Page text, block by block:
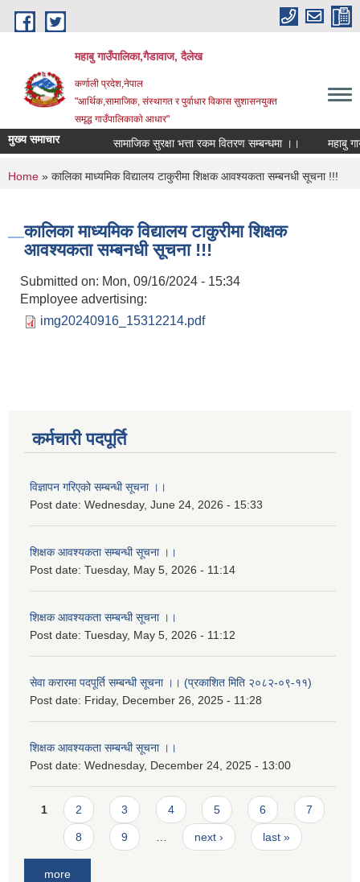
Skip to main content
महाबु गाउँपालिका,गैडावाज, दैलेख
कर्णाली प्रदेश,नेपाल
"आर्थिक,सामाजिक, संस्थागत र पुर्वाधार विकास सुशासनयुक्त
समृद्ध गाउँपालिकाकाे आधार"
मुख्य समाचार सामाजिक सुरक्षा भत्ता रकम वितरण सम्बन्धमा ।।
You are here
Home » कालिका माध्यमिक विद्यालय टाकुरीमा शिक्षक आवश्यकता सम्बनधी सूचना !!!
कालिका माध्यमिक विद्यालय टाकुरीमा शिक्षक
आवश्यकता सम्बनधी सूचना !!!
Submitted on: Mon, 09/16/2024 - 15:34
Employee advertising:
img20240916_15312214.pdf
कर्मचारी पदपूर्ति
विज्ञापन गरिएको सम्बन्धी सूचना ।।
Post date: Wednesday, June 24, 2026 - 15:33
शिक्षक आवश्यकता सम्बन्धी सूचना ।।
Post date: Tuesday, May 5, 2026 - 11:14
शिक्षक आवश्यकता सम्बन्धी सूचना ।।
Post date: Tuesday, May 5, 2026 - 11:12
सेवा करारमा पदपूर्ति सम्बन्धी सूचना ।। (प्रकाशित मिति २०८२-०९-११)
Post date: Friday, December 26, 2025 - 11:28
शिक्षक आवश्यकता सम्बन्धी सूचना ।।
Post date: Wednesday, December 24, 2025 - 13:00
Pages
1 2 3 4 5 6 7
8 9 next › last »
more